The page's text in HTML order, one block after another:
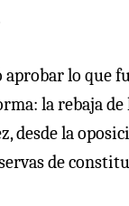
lo que
la rebaja
desde la
de